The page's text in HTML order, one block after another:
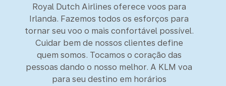
Royal Dutch Airlines oferece voos para
Irlanda. Fazemos todos os esforços para
tornar seu voo o mais confortável possível.
Cuidar bem de nossos clientes define
quem somos. Tocamos o coração das
pessoas dando o nosso melhor. A KLM voa
para seu destino em horários